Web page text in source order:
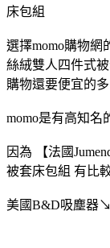
床包組
選擇momo購物網
絲絨雙人四件式
購物還要便宜的多
momo是有高知名
因為 【法國
被套床包組 有比
美國B&D吸塵器